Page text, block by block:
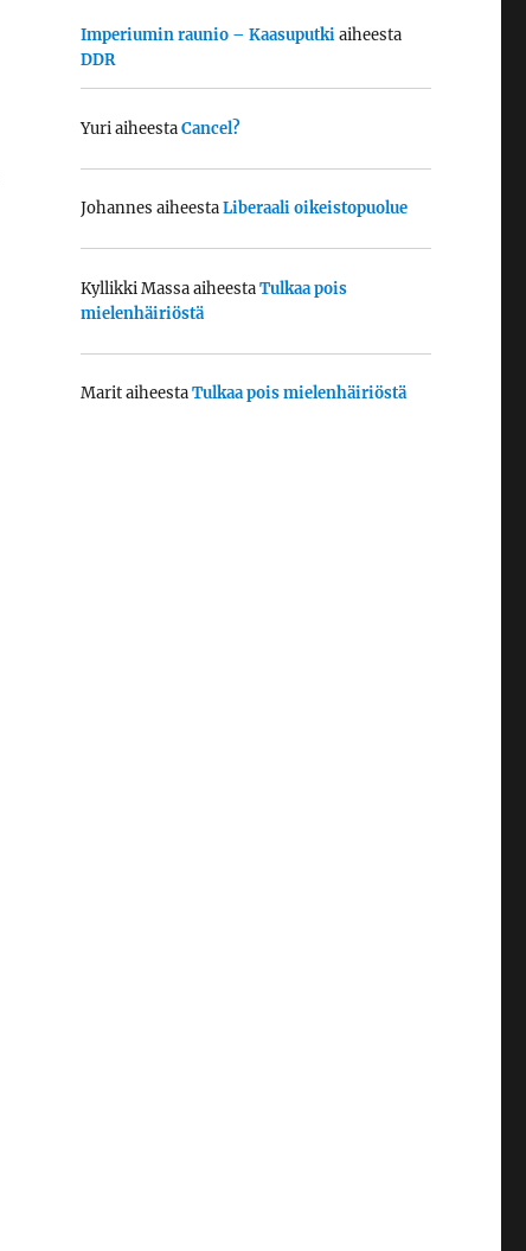
Imperiumin raunio – Kaasuputkiaiheesta
DDR
YuriaiheestaCancel?
Johannes aiheestaLiberaali oikeistopuolue
Kyllikki MassaaiheestaTulkaa pois
mielenhäiriöstä
MaritaiheestaTulkaa pois mielenhäiriöstä